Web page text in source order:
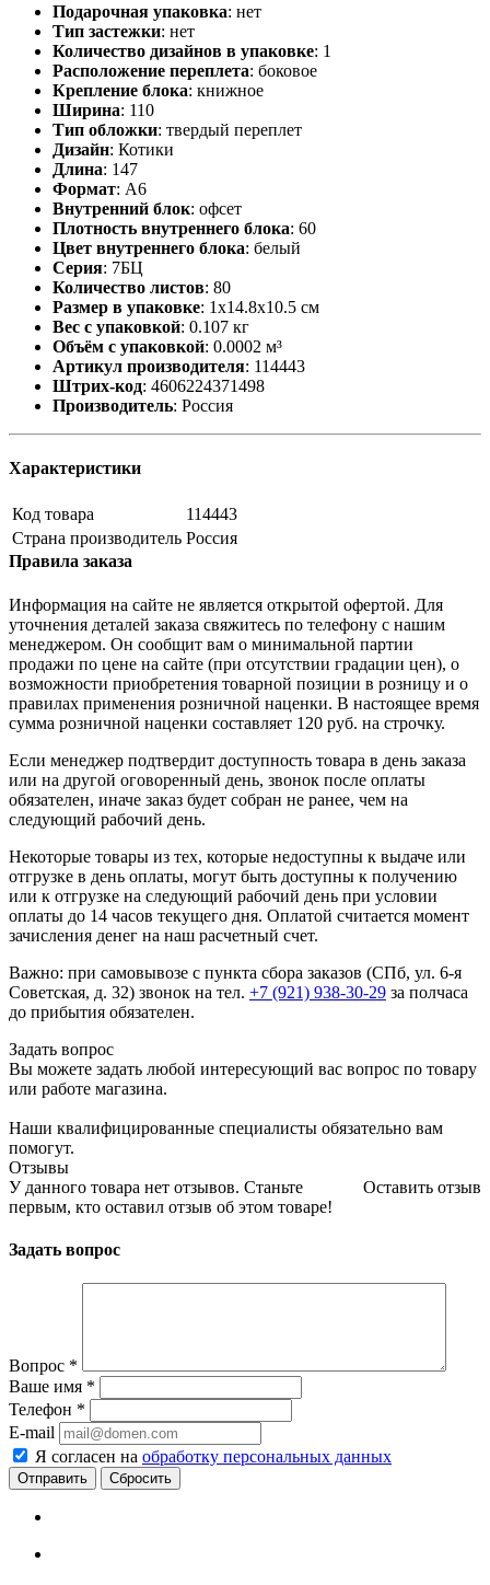
Подарочная упаковка: нет
Тип застежки: нет
Количество дизайнов в упаковке: 1
Расположение переплета: боковое
Крепление блока: книжное
Ширина: 110
Тип обложки: твердый переплет
Дизайн: Котики
Длина: 147
Формат: А6
Внутренний блок: офсет
Плотность внутреннего блока: 60
Цвет внутреннего блока: белый
Серия: 7БЦ
Количество листов: 80
Размер в упаковке: 1x14.8x10.5 см
Вес с упаковкой: 0.107 кг
Объём с упаковкой: 0.0002 м³
Артикул производителя: 114443
Штрих-код: 4606224371498
Производитель: Россия
Характеристики
Код товара
114443
Страна производитель Россия
Правила заказа
Информация на сайте не является открытой офертой. Для
уточнения деталей заказа свяжитесь по телефону с нашим
менеджером. Он сообщит вам о минимальной партии
продажи по цене на сайте (при отсутствии градации цен), о
возможности приобретения товарной позиции в розницу и о
правилах применения розничной наценки. В настоящее время
сумма розничной наценки составляет 120 руб. на строчку.
Если менеджер подтвердит доступность товара в день заказа
или на другой оговоренный день, звонок после оплаты
обязателен, иначе заказ будет собран не ранее, чем на
следующий рабочий день.
Некоторые товары из тех, которые недоступны к выдаче или
отгрузке в день оплаты, могут быть доступны к получению
или к отгрузке на следующий рабочий день при условии
оплаты до 14 часов текущего дня. Оплатой считается момент
зачисления денег на наш расчетный счет.
Важно: при самовывозе с пункта сборa заказов (СПб, ул. 6-я
Советская, д. 32) звонок на тел. +7 (921) 938-30-29 за полчаса
до прибытия обязателен.
Задать вопрос
Вы можете задать любой интересующий вас вопрос по товару
или работе магазина.
Наши квалифицированные специалисты обязательно вам
помогут.
Отзывы
Оставить отзыв
У данного товара нет отзывов. Станьте
первым, кто оставил отзыв об этом товаре!
Задать вопрос
Вопрос *
Ваше имя *
Телефон *
E-mail
Я согласен на обработку персональных данных
Сбросить